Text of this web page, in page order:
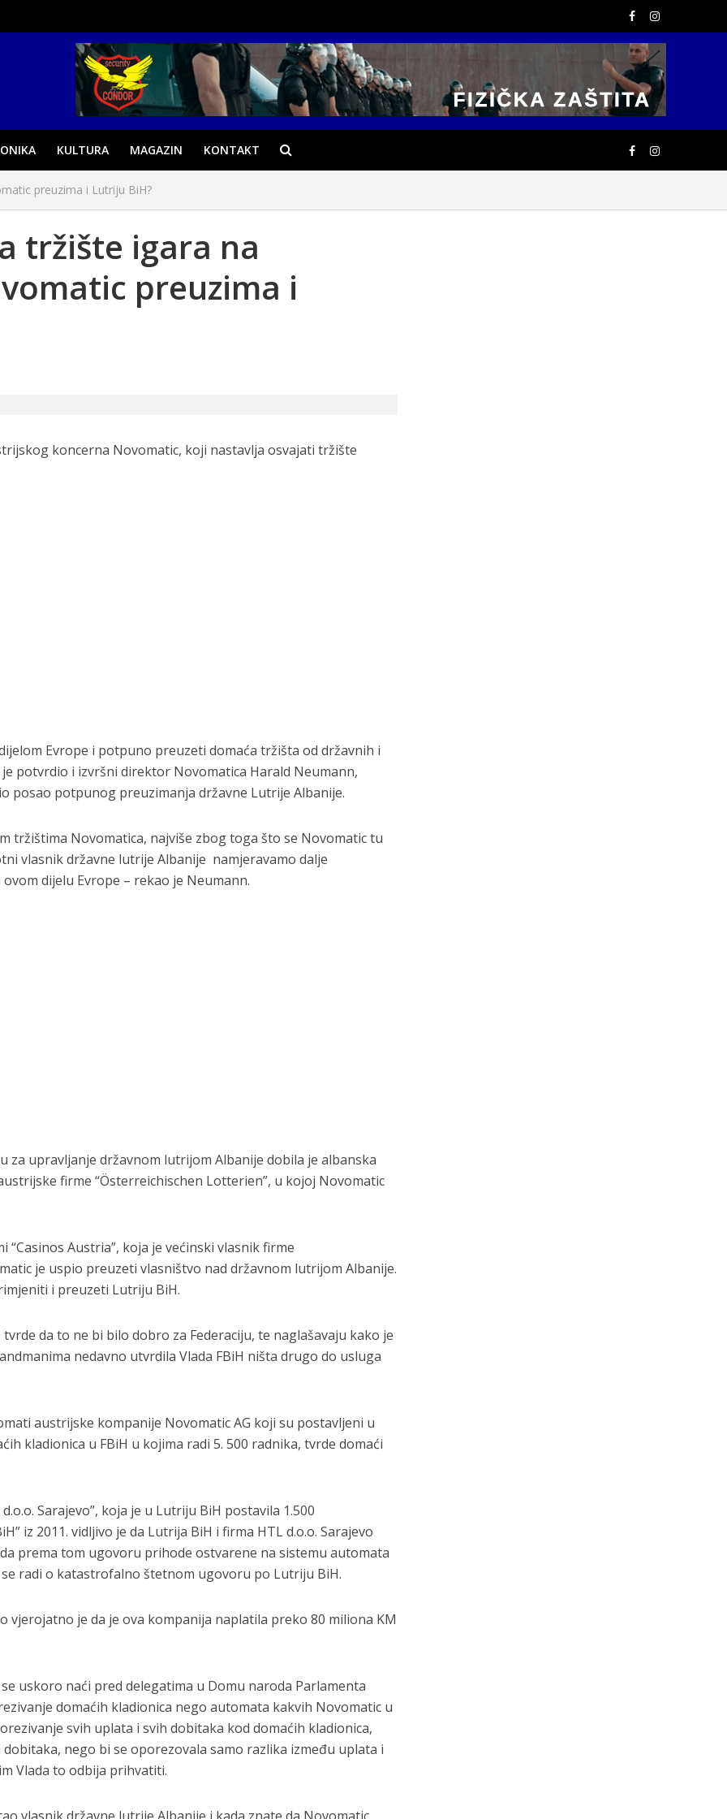
KULTURA MAGAZIN KONTAKT
preuzima i Lutriju BiH?
tržište igara na
preuzima i
koncerna Novomatic, koji nastavlja osvajati tržište
Evrope i potpuno preuzeti domaća tržišta od državnih i
potvrdio i izvršni direktor Novomatica Harald Neumann,
posao potpunog preuzimanja državne Lutrije Albanije.
tržištima Novomatica, najviše zbog toga što se Novomatic tu
vlasnik državne lutrije Albanije namjeravamo dalje
dijelu Evrope – rekao je Neumann.
za upravljanje državnom lutrijom Albanije dobila je albanska
firme “Österreichischen Lotterien”, u kojoj Novomatic
Austria”, koja je većinski vlasnik firme
je uspio preuzeti vlasništvo nad državnom lutrijom Albanije.
i preuzeti Lutriju BiH.
da to ne bi bilo dobro za Federaciju, te naglašavaju kako je
nedavno utvrdila Vlada FBiH ništa drugo do usluga
austrijske kompanije Novomatic AG koji su postavljeni u
kladionica u FBiH u kojima radi 5. 500 radnika, tvrde domaći
Sarajevo”, koja je u Lutriju BiH postavila 1.500
iz 2011. vidljivo je da Lutrija BiH i firma HTL d.o.o. Sarajevo
prema tom ugovoru prihode ostvarene na sistemu automata
radi o katastrofalno štetnom ugovoru po Lutriju BiH.
vjerojatno je da je ova kompanija naplatila preko 80 miliona KM
uskoro naći pred delegatima u Domu naroda Parlamenta
domaćih kladionica nego automata kakvih Novomatic u
svih uplata i svih dobitaka kod domaćih kladionica,
nego bi se oporezovala samo razlika između uplata i
Vlada to odbija prihvatiti.